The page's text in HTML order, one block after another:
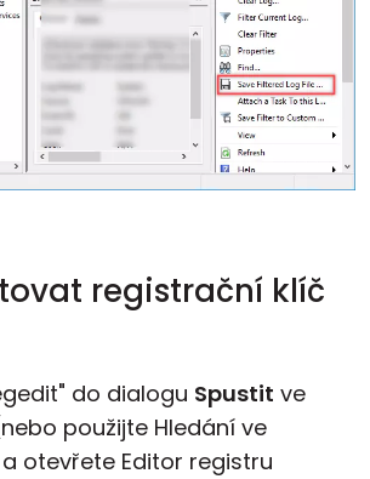
registrační klíč
do dialogu Spustit ve
použijte Hledání ve
otevřete Editor registru